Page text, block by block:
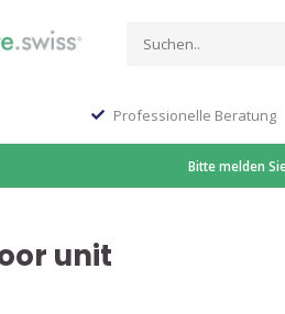
Professionelle Beratung
Bitte melden
unit